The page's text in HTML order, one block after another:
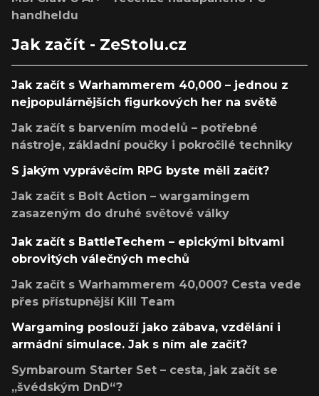
handheldu
Jak začít - ZeStolu.cz
Jak začít s Warhammerem 40,000 – jednou z
nejpopulárnějších figurkových her na světě
Jak začít s barvením modelů – potřebné
nástroje, základní poučky i pokročilé techniky
S jakým vyprávěcím RPG byste měli začít?
Jak začít s Bolt Action – wargamingem
zasazeným do druhé světové války
Jak začít s BattleTechem – epickými bitvami
obrovitých válečných mechů
Jak začít s Warhammerem 40,000? Cesta vede
přes přístupnější Kill Team
Wargaming poslouží jako zábava, vzdělání i
armádní simulace. Jak s ním ale začít?
Symbaroum Starter Set – cesta, jak začít se
„švédským DnD“?